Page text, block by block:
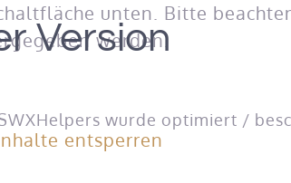
unten. Bitte
werden.
entsperren
Version
wurde optimiert /